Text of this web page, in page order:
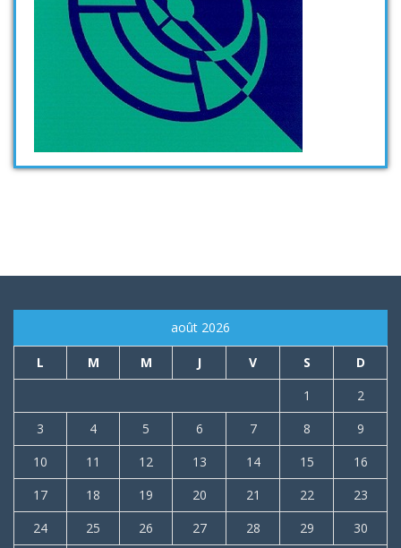
août 2026
L M M J V S
D
1
2
3
4 5 6 7 8
9
10
11 12 13 14 15
16
17
18 19 20 21 22
23
24
25 26 27 28 29
30